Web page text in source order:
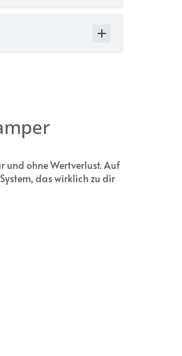
ohne Wertverlust. Auf
das wirklich zu dir